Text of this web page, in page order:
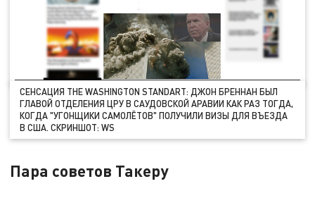
СЕНСАЦИЯ THE WASHINGTON STANDART: ДЖОН БРЕННАН БЫЛ
ГЛАВОЙ ОТДЕЛЕНИЯ ЦРУ В САУДОВСКОЙ АРАВИИ КАК РАЗ ТОГДА,
КОГДА "УГОНЩИКИ САМОЛЁТОВ" ПОЛУЧИЛИ ВИЗЫ ДЛЯ ВЪЕЗДА
В США. СКРИНШОТ: WS
Пара советов Такеру